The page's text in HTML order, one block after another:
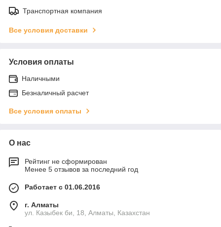
Транспортная компания
Все условия доставки
Условия оплаты
Наличными
Безналичный расчет
Все условия оплаты
О нас
Рейтинг не сформирован
Менее 5 отзывов за последний год
Работает с 01.06.2016
г. Алматы
ул. Казыбек би, 18, Алматы, Казахстан